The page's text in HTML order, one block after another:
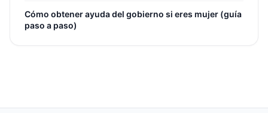
Cómo obtener ayuda del gobierno si eres mujer (guía
paso a paso)